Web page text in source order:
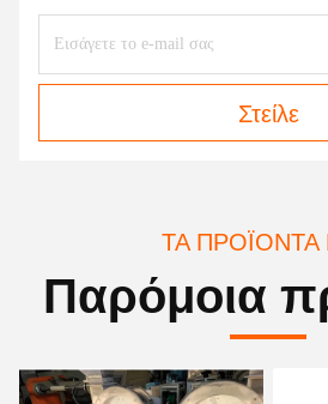
Στείλε
ΤΑ ΠΡΟΪΌΝΤΑ
Παρόμοια